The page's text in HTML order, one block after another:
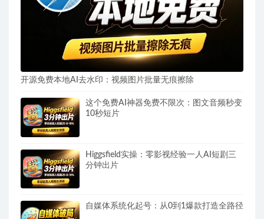
开源免费本地AI去水印：视频图片批量无痕擦除
这个免费AI神器免费不限次：图文音频秒变
10秒短片
Higgsfield实操：零影视经验一人AI短剧三
分钟出片
自媒体系统化起号：从0到1爆款打造全路径